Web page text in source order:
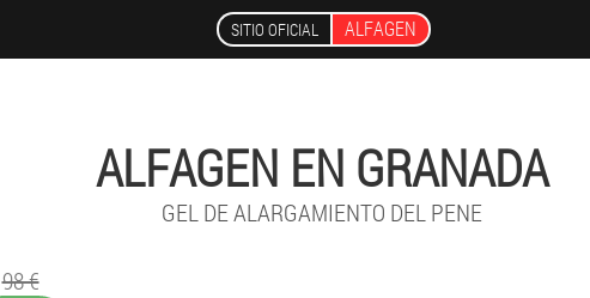
SITIO OFICIAL ALFAGEN
ALFAGEN EN GRANADA
GEL DE ALARGAMIENTO DEL PENE
98 €